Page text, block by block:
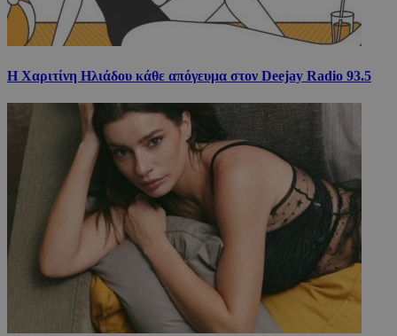
Η Χαριτίνη Ηλιάδου κάθε απόγευμα στον Deejay Radio 93.5